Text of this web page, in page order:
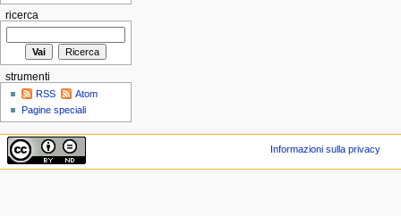
ricerca
strumenti
RSS
Atom
Pagine speciali
Informazioni sulla privacy